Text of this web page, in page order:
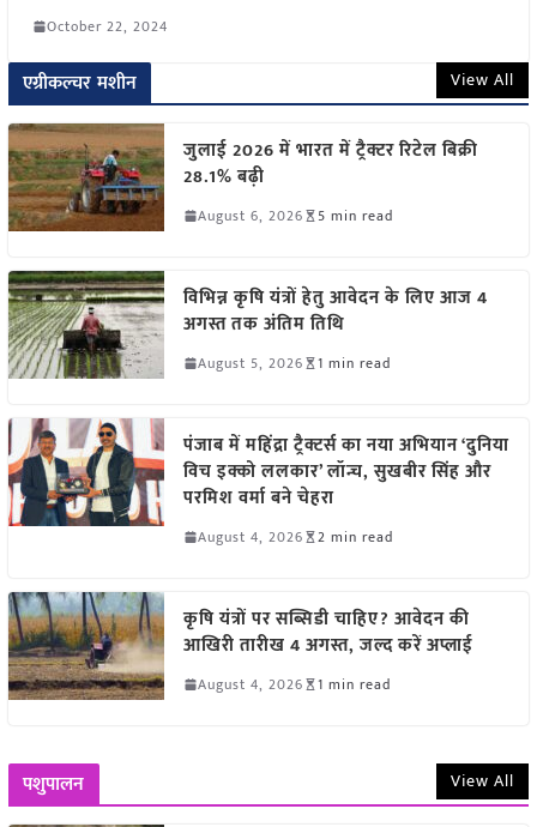
October 22, 2024
एग्रीकल्चर मशीन View All
जुलाई 2026 में भारत में ट्रैक्टर रिटेल बिक्री
28.1% बढ़ी
August 6, 2026 5 min read
विभिन्न कृषि यंत्रों हेतु आवेदन के लिए आज 4
अगस्त तक अंतिम तिथि
August 5, 2026 1 min read
पंजाब में महिंद्रा ट्रैक्टर्स का नया अभियान ‘दुनिया
विच इक्को ललकार’ लॉन्च, सुखबीर सिंह और
परमिश वर्मा बने चेहरा
August 4, 2026 2 min read
कृषि यंत्रों पर सब्सिडी चाहिए? आवेदन की
आखिरी तारीख 4 अगस्त, जल्द करें अप्लाई
August 4, 2026 1 min read
पशुपालन View All